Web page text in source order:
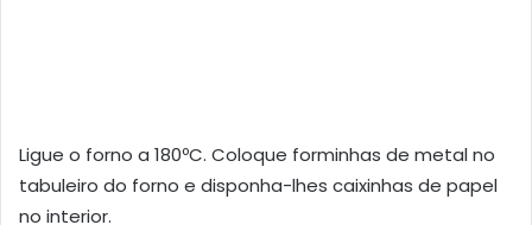
Ligue o forno a 180ºC. Coloque forminhas de metal no
tabuleiro do forno e disponha-lhes caixinhas de papel
no interior.